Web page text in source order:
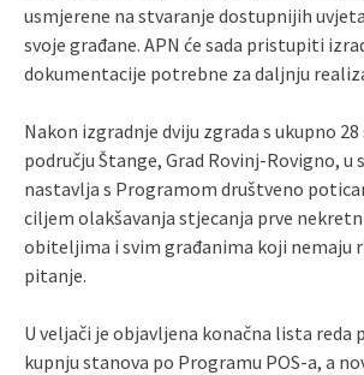
usmjerene na stvaranje dostupnijih
svoje građane. APN će sada pristupiti
dokumentacije potrebne za daljnju
Nakon izgradnje dviju zgrada s ukupno
području Štange, Grad Rovinj-Rovigno, u
nastavlja s Programom društveno
ciljem olakšavanja stjecanja prve
obiteljima i svim građanima koji nemaju
pitanje.
U veljači je objavljena konačna lista reda
kupnju stanova po Programu POS-a, a